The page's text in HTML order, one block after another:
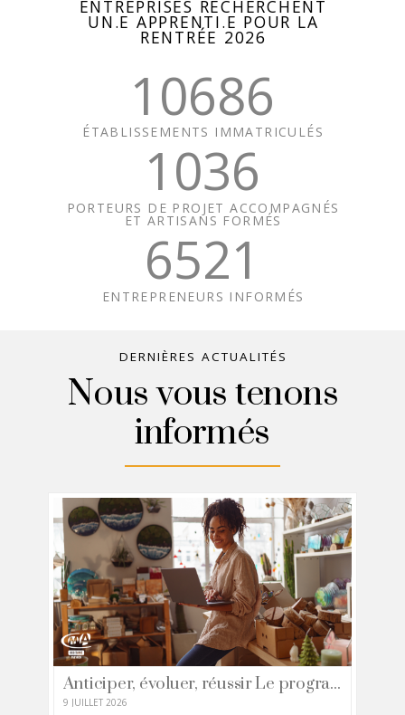
ENTREPRISES RECHERCHENT
UN.E APPRENTI.E POUR LA
RENTRÉE 2026
10686
ÉTABLISSEMENTS IMMATRICULÉS
1036
PORTEURS DE PROJET ACCOMPAGNÉS
ET ARTISANS FORMÉS
6521
ENTREPRENEURS INFORMÉS
DERNIÈRES ACTUALITÉS
Nous vous tenons
informés
Anticiper, évoluer, réussir Le programme des formations 2026/2027
9 JUILLET 2026